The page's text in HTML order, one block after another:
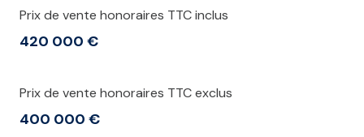
Prix de vente honoraires TTC inclus
420 000 €
Prix de vente honoraires TTC exclus
400 000 €